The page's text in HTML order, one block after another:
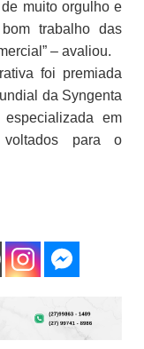
muito orgulho e
trabalho das
– avaliou.
foi premiada
da Syngenta
em
voltados para o